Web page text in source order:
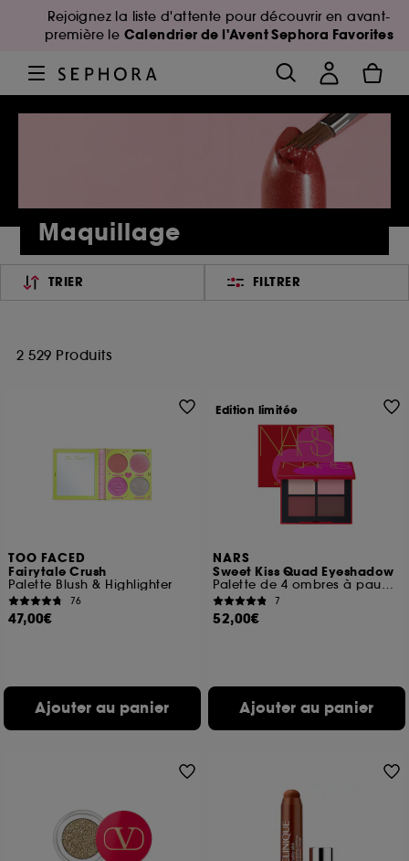
Rejoignez la liste d'attente pour découvrir en avant-
première le Calendrier de l'Avent Sephora Favorites
Maquillage
TRIER FILTRER
2 529 Produits
TOO FACED
Fairytale Crush
Palette Blush & Highlighter
76
47,00€
Ajouter au panier
NARS
Sweet Kiss Quad Eyeshadow
Palette de 4 ombres à paupières
7
52,00€
Ajouter au panier
Edition limitée